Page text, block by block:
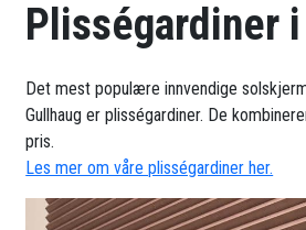
Plisségardiner
Det mest populære innvendige
Gullhaug er plisségardiner. De
pris.
Les mer om våre plisségardiner her.